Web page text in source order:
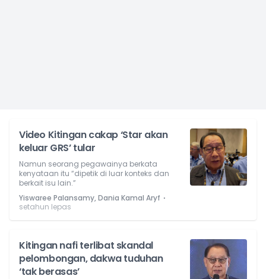
Video Kitingan cakap ‘Star akan
keluar GRS’ tular
Namun seorang pegawainya berkata
kenyataan itu “dipetik di luar konteks dan
berkait isu lain.”
Yiswaree Palansamy, Dania Kamal Aryf ⋅
setahun lepas
Kitingan nafi terlibat skandal
pelombongan, dakwa tuduhan
‘tak berasas’